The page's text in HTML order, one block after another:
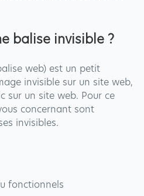
balise invisible ?
web) est un petit
invisible sur un site web,
sur un site web. Pour ce
concernant sont
invisibles.
fonctionnels